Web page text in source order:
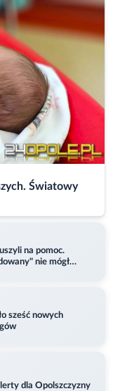
Światowy
na pomoc.
nie mógł
sześć nowych
dla Opolszczyzny